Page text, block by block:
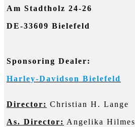
Am Stadtholz 24-26
DE-33609 Bielefeld
Sponsoring Dealer:
Harley-Davidson Bielefeld
Director: Christian H. Lange
As. Director: Angelika Hilmes